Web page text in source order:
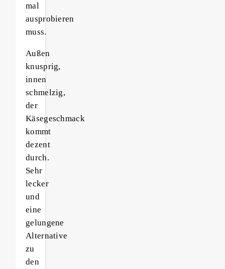
mal
ausprobieren
muss.
Außen
knusprig,
innen
schmelzig,
der
Käsegeschmack
kommt
dezent
durch.
Sehr
lecker
und
eine
gelungene
Alternative
zu
den